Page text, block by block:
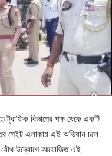
ট্রাফিক বিভাগের পক্ষ থেকে একটি
গেইট এলাকায় এই অভিযান চলে
যৌথ উদ্যোগে আয়োজিত এই